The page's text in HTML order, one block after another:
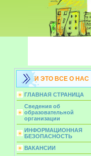
И ЭТО ВСЕ О НАС
ГЛАВНАЯ СТРАНИЦА
Сведения об
образовательной
организации
ИНФОРМАЦИОННАЯ
БЕЗОПАСНОСТЬ
ВАКАНСИИ